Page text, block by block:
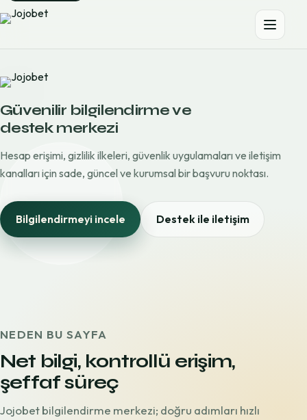
Güvenilir bilgilendirme ve
destek merkezi
Hesap erişimi, gizlilik ilkeleri, güvenlik uygulamaları ve iletişim
kanalları için sade, güncel ve kurumsal bir başvuru noktası.
Bilgilendirmeyi incele Destek ile iletişim
NEDEN BU SAYFA
Net bilgi, kontrollü erişim,
şeffaf süreç
Jojobet bilgilendirme merkezi; doğru adımları hızlı